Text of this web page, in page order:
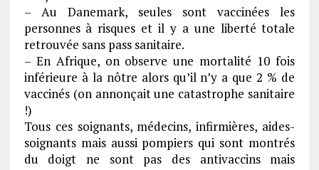
– Au Danemark, seules sont vaccinées les
personnes à risques et il y a une liberté totale
retrouvée sans pass sanitaire.
– En Afrique, on observe une mortalité 10 fois
inférieure à la nôtre alors qu’il n’y a que 2 % de
vaccinés (on annonçait une catastrophe sanitaire
!)
Tous ces soignants, médecins, infirmières, aides-
soignants mais aussi pompiers qui sont montrés
du doigt ne sont pas des antivaccins mais